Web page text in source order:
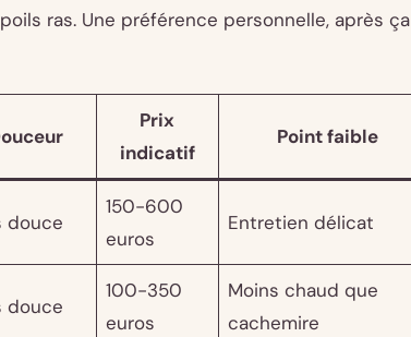
ras. Une préférence personnelle, après ça
Prix
indicatif
Point faible
douce
150-600
euros
Entretien délicat
douce
100-350
euros
Moins chaud que
cachemire